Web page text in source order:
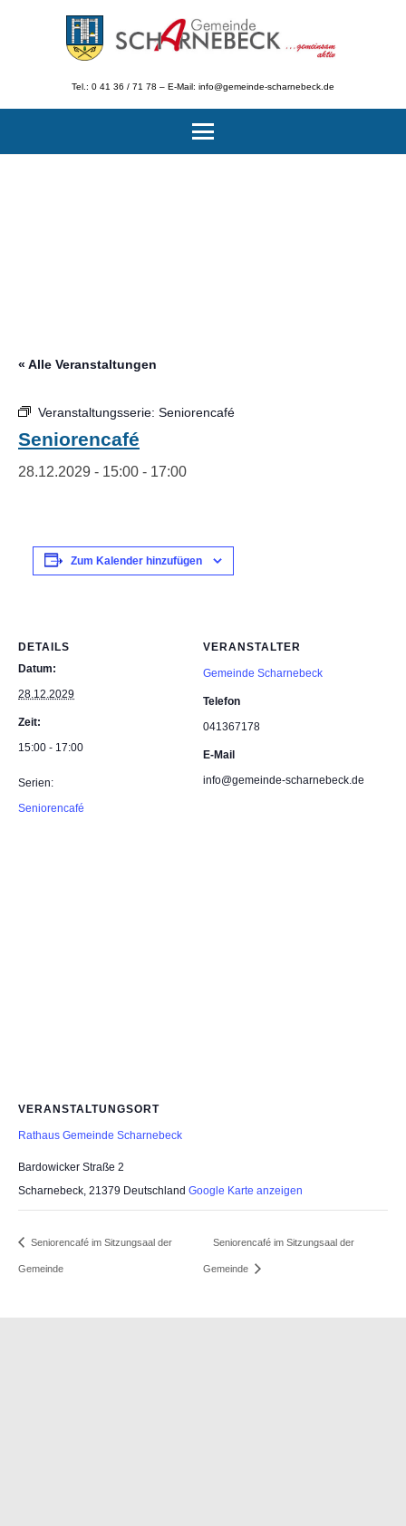
Tel.: 0 41 36 / 71 78 – E-Mail: info@gemeinde-scharnebeck.de
« Alle Veranstaltungen
Veranstaltungsserie: Seniorencafé
Seniorencafé
28.12.2029 - 15:00 - 17:00
Zum Kalender hinzufügen
DETAILS
Datum:
28.12.2029
Zeit:
15:00 - 17:00
Serien:
Seniorencafé
VERANSTALTER
Gemeinde Scharnebeck
Telefon
041367178
E-Mail
info@gemeinde-scharnebeck.de
VERANSTALTUNGSORT
Rathaus Gemeinde Scharnebeck
Bardowicker Straße 2
Scharnebeck, 21379 Deutschland Google Karte anzeigen
Seniorencafé im Sitzungsaal der
Gemeinde
Seniorencafé im Sitzungsaal der
Gemeinde